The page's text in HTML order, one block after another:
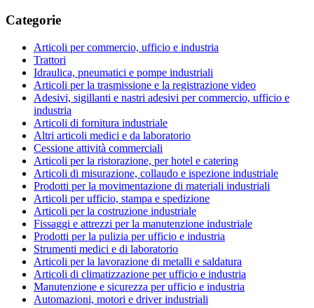
Categorie
Articoli per commercio, ufficio e industria
Trattori
Idraulica, pneumatici e pompe industriali
Articoli per la trasmissione e la registrazione video
Adesivi, sigillanti e nastri adesivi per commercio, ufficio e
industria
Articoli di fornitura industriale
Altri articoli medici e da laboratorio
Cessione attività commerciali
Articoli per la ristorazione, per hotel e catering
Articoli di misurazione, collaudo e ispezione industriale
Prodotti per la movimentazione di materiali industriali
Articoli per ufficio, stampa e spedizione
Articoli per la costruzione industriale
Fissaggi e attrezzi per la manutenzione industriale
Prodotti per la pulizia per ufficio e industria
Strumenti medici e di laboratorio
Articoli per la lavorazione di metalli e saldatura
Articoli di climatizzazione per ufficio e industria
Manutenzione e sicurezza per ufficio e industria
Automazioni, motori e driver industriali